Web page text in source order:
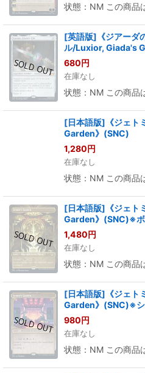
状態：NM この商品
[英語版]《ジアーダ
ル/Luxior, Giada's
680円
在庫なし
状態：NM この商品
[日本語版]《ジェト
Garden》(SNC)
1,280円
在庫なし
状態：NM この商品
[日本語版]《ジェト
Garden》(SNC)※ボ
1,480円
在庫なし
状態：NM この商品
[日本語版]《ジェト
Garden》(SNC)※シ
980円
在庫なし
状態：NM この商品